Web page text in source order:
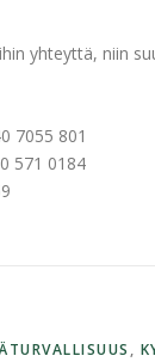
yhteyttä, niin
7055 801
571 0184
,